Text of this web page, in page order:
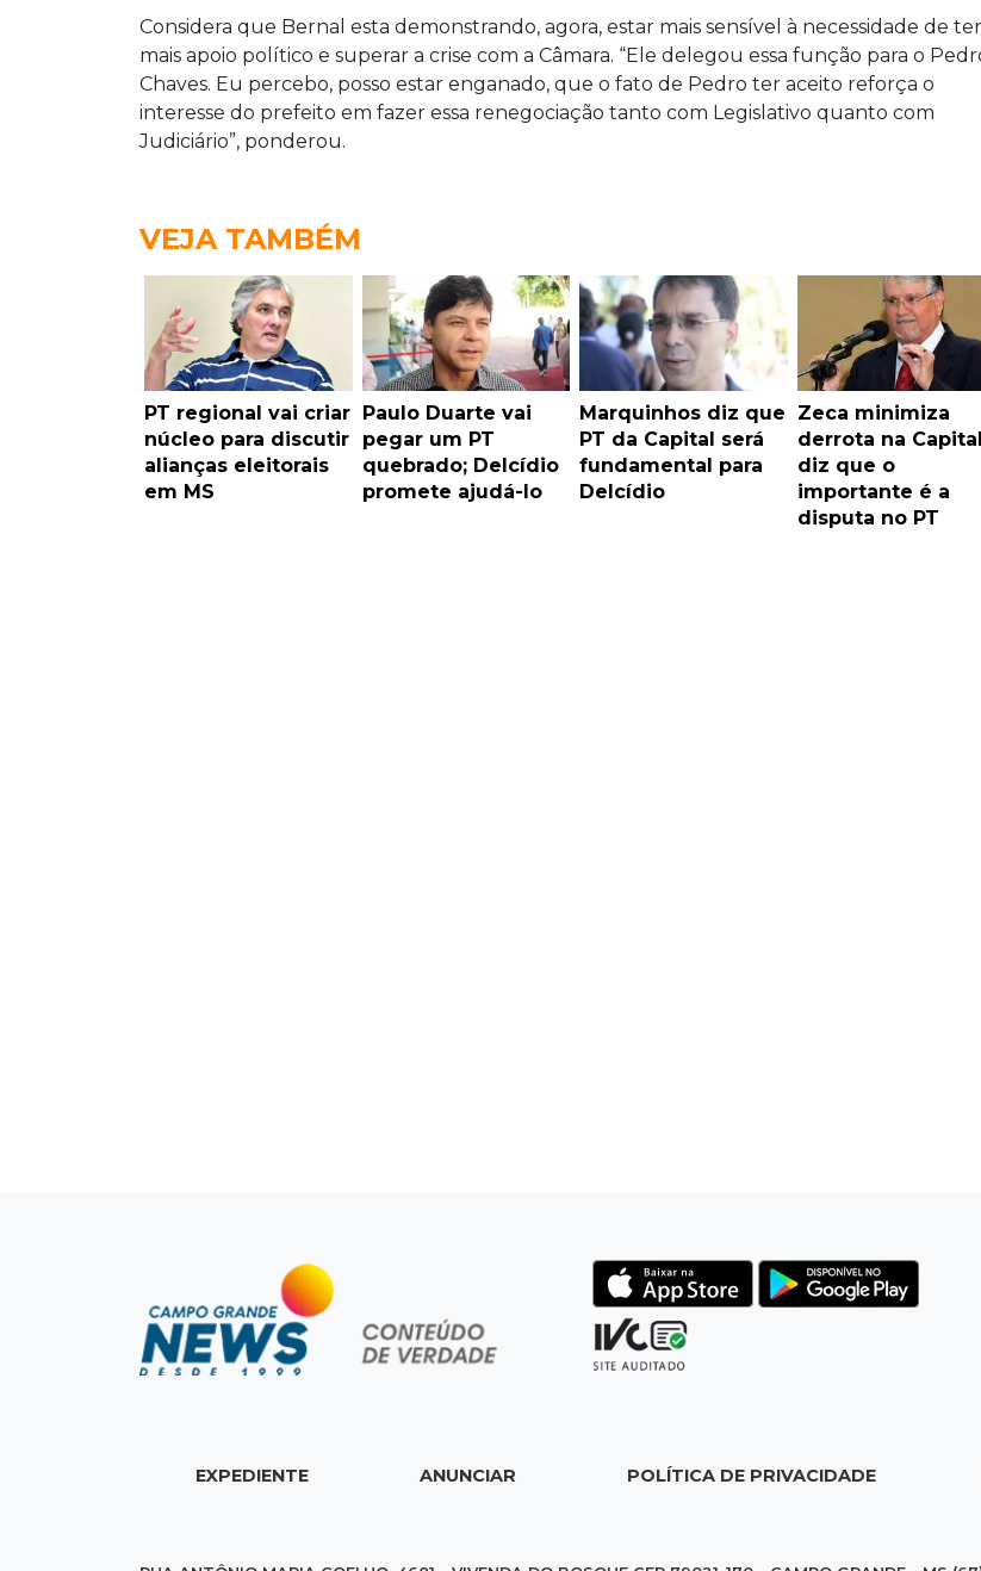
Considera que Bernal esta demonstrando, agora, estar mais sensível à necessidade de ter
mais apoio político e superar a crise com a Câmara. “Ele delegou essa função para o
Chaves. Eu percebo, posso estar enganado, que o fato de Pedro ter aceito reforça o
interesse do prefeito em fazer essa renegociação tanto com Legislativo quanto com
Judiciário”, ponderou.
VEJA TAMBÉM
PT regional vai criar
núcleo para discutir
alianças eleitorais
em MS
Paulo Duarte vai
pegar um PT
quebrado; Delcídio
promete ajudá-lo
Marquinhos diz que
PT da Capital será
fundamental para
Delcídio
Zeca minimiza
derrota na
diz que o
importante é a
disputa no PT
EXPEDIENTE ANUNCIAR POLÍTICA DE PRIVACIDADE